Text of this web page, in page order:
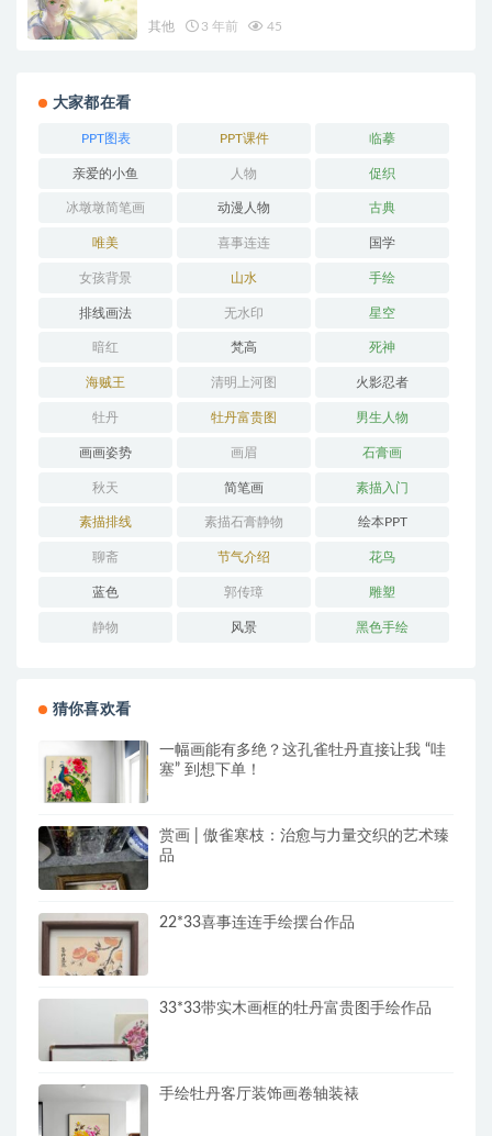
其他 3 年前 45
大家都在看
PPT图表 PPT课件 临摹
亲爱的小鱼 人物 促织
冰墩墩简笔画 动漫人物 古典
唯美 喜事连连 国学
女孩背景 山水 手绘
排线画法 无水印 星空
暗红 梵高 死神
海贼王 清明上河图 火影忍者
牡丹 牡丹富贵图 男生人物
画画姿势 画眉 石膏画
秋天 简笔画 素描入门
素描排线 素描石膏静物 绘本PPT
聊斋 节气介绍 花鸟
蓝色 郭传璋 雕塑
静物 风景 黑色手绘
猜你喜欢看
一幅画能有多绝？这孔雀牡丹直接让我 “哇
塞” 到想下单！
赏画 | 傲雀寒枝：治愈与力量交织的艺术臻
品
22*33喜事连连手绘摆台作品
33*33带实木画框的牡丹富贵图手绘作品
手绘牡丹客厅装饰画卷轴装裱